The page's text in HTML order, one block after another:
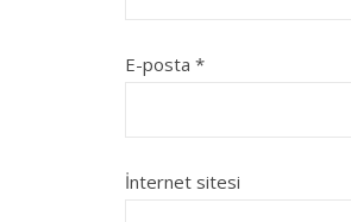
E-posta *
İnternet sitesi